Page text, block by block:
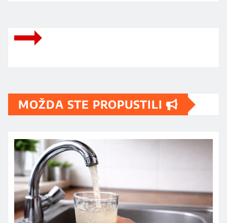
MOŽDA STE PROPUSTILI